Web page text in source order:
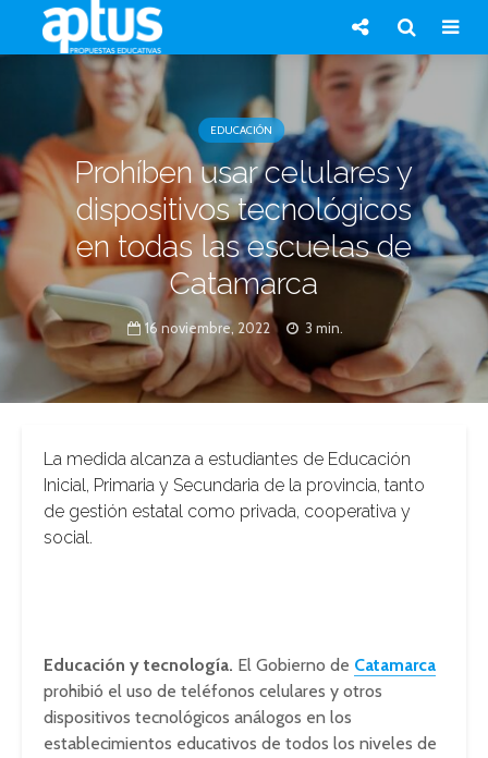
EDUCACIÓN
Prohíben usar celulares y
dispositivos tecnológicos
en todas las escuelas de
Catamarca
16 noviembre, 2022 3 min.
La medida alcanza a estudiantes de Educación
Inicial, Primaria y Secundaria de la provincia, tanto
de gestión estatal como privada, cooperativa y
social.
Educación y tecnología. El Gobierno de Catamarca
prohibió el uso de teléfonos celulares y otros
dispositivos tecnológicos análogos en los
establecimientos educativos de todos los niveles de